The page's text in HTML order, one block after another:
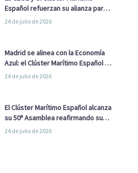
Español refuerzan su alianza para
impulsar una estrategia Nacional
24 de julio de 2026
Madrid se alinea con la Economía
Azul: el Clúster Marítimo Español y
la Real Liga Naval avanzan alianzas
24 de julio de 2026
El Clúster Marítimo Español alcanza
su 50ª Asamblea reafirmando su
liderazgo en la Economía Azul
24 de julio de 2026